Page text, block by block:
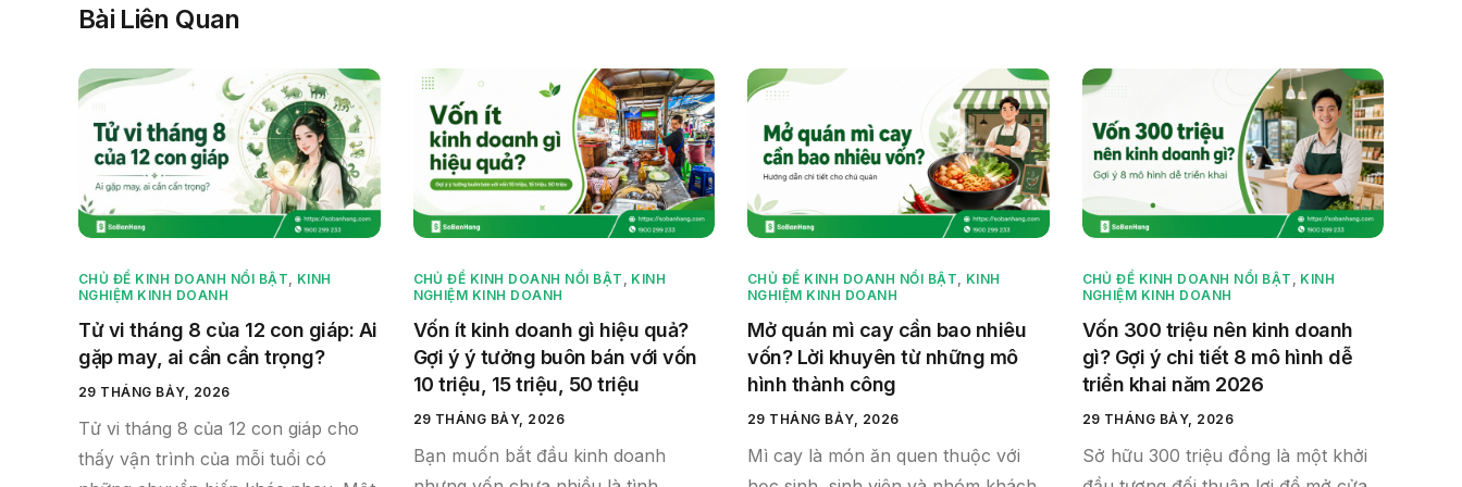
Bài Liên Quan
CHỦ ĐỀ KINH DOANH NỔI BẬT
KINH
NGHIỆM KINH DOANH
Tử vi tháng 8 của 12 con giáp: Ai
gặp may, ai cần cẩn trọng?
29 THÁNG BẢY, 2026
Tử vi tháng 8 của 12 con giáp cho
thấy vận trình của mỗi tuổi có
CHỦ ĐỀ KINH DOANH NỔI BẬT
KINH
NGHIỆM KINH DOANH
Vốn ít kinh doanh gì hiệu quả?
Gợi ý ý tưởng buôn bán với vốn
10 triệu, 15 triệu, 50 triệu
29 THÁNG BẢY, 2026
Bạn muốn bắt đầu kinh doanh
CHỦ ĐỀ KINH DOANH NỔI BẬT
KINH
NGHIỆM KINH DOANH
Mở quán mì cay cần bao nhiêu
vốn? Lời khuyên từ những mô
hình thành công
29 THÁNG BẢY, 2026
Mì cay là món ăn quen thuộc với
CHỦ ĐỀ KINH DOANH NỔI BẬT
KINH
NGHIỆM KINH DOANH
Vốn 300 triệu nên kinh doanh
gì? Gợi ý chi tiết 8 mô hình dễ
triển khai năm 2026
29 THÁNG BẢY, 2026
Sở hữu 300 triệu đồng là một khởi